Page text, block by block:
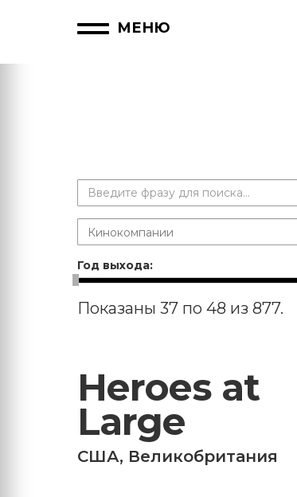
МЕНЮ
Год выхода:
Показаны 37 по 48 из 877.
Heroes at
Large
США, Великобритания